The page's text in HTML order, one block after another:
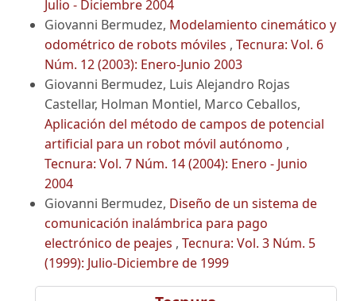
Julio - Diciembre 2004
Giovanni Bermudez, Modelamiento cinemático y
odométrico de robots móviles , Tecnura: Vol. 6
Núm. 12 (2003): Enero-Junio 2003
Giovanni Bermudez, Luis Alejandro Rojas
Castellar, Holman Montiel, Marco Ceballos,
Aplicación del método de campos de potencial
artificial para un robot móvil autónomo ,
Tecnura: Vol. 7 Núm. 14 (2004): Enero - Junio
2004
Giovanni Bermudez, Diseño de un sistema de
comunicación inalámbrica para pago
electrónico de peajes , Tecnura: Vol. 3 Núm. 5
(1999): Julio-Diciembre de 1999